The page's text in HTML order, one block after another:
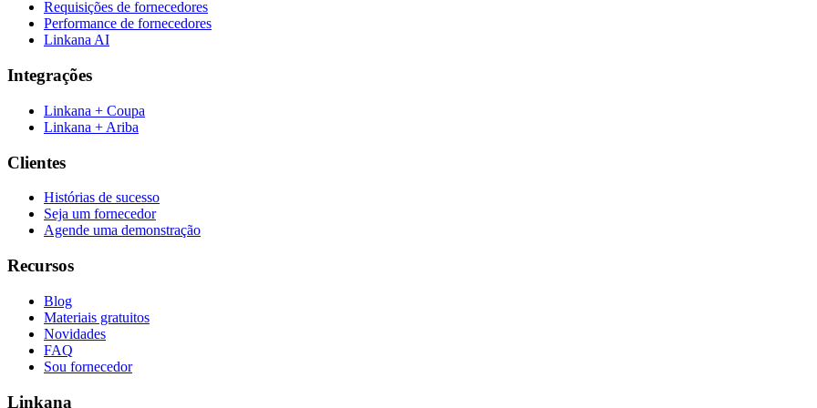
Requisições de fornecedores
Performance de fornecedores
Linkana AI
Integrações
Linkana + Coupa
Linkana + Ariba
Clientes
Histórias de sucesso
Seja um fornecedor
Agende uma demonstração
Recursos
Blog
Materiais gratuitos
Novidades
FAQ
Sou fornecedor
Linkana